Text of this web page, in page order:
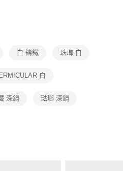
)免運費
白 鑄鐵 琺瑯 白
白
深鍋 琺瑯 深鍋